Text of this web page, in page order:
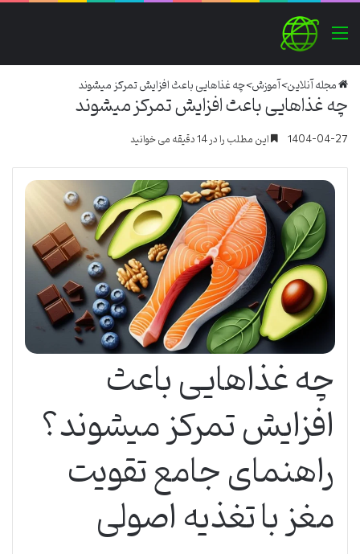
منو
مجله آنلاین>آموزش>چه غذاهایی باعث افزایش تمرکز میشوند
چه غذاهایی باعث افزایش تمرکز میشوند
1404-04-27 این مطلب را در 14 دقیقه می خوانید
چه غذاهایی باعث
افزایش تمرکز میشوند؟
راهنمای جامع تقویت
مغز با تغذیه اصولی